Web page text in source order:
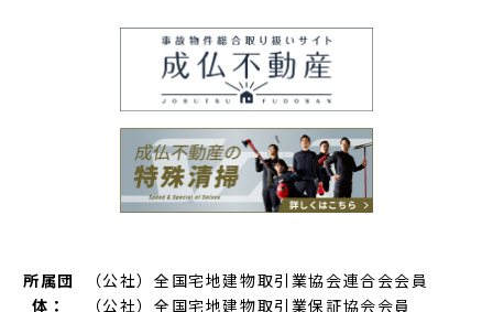
所属団
体：
（公社）全国宅地建物取引業協会連合会会員
（公社）全国宅地建物取引業保証協会会員